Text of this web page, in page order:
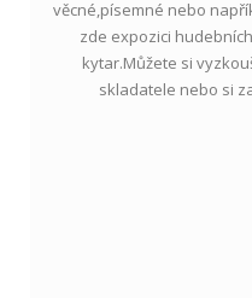
věcné,písemné nebo
zde expozici
kytar.Můžete si
skladatele nebo si